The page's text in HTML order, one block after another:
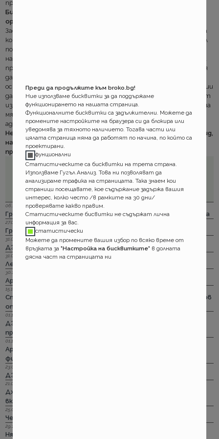
при най- голямата блъсканица.
Бихме препоръчали обаче да са с една идея по клиентски
ориентирани
Застрахованият в повечето случай няма точната представа
кой сервиз от списъка да избере. Ако все пак вече го е направил
по някакви критерии към датата на събитието (като
например списък качен на сайта, който след седмица се оказва
променен), не е лошо момчето зад стъклото да направи усилия
да провери поне доколко обясненията на клиента за
основателни. 30 минути безсмислено упорство докато се реши
да потърси съдействие от по информиран колега, са повече от
излишни за доброто потребителско изживяване. Пък и са не на
място, след толкова полагани усилия за създаване и
администриране за добра авто застраховка.
Не всички брокери трябва да се разпознават на външен вид,
нали?! За лоша изненада на младите служители някой
приличат на клиенти :)
06.12.2023 г.
Групама: Ски и сноуборд безплатно при пътуване в чужбина
27.04.2023 г.
Групама: За каското
31.03.2023 г.
ДЗИ: Отличници в ликвидацията по каско
31.03.2023 г.
Лев Инс: Още месец на промоция по каско
30.11.2022 г.
Армеец: И асистанс за България по каско
15.11.2022 г.
Стикерът по гражданска отговорност с впечатляващ нов
опит да влезе в историята
01.11.2022 г.
ДЗИ: Стрийминг застраховката за злополука на промоция
през ноември
01.11.2022 г.
Армеец: Имуществото на лимит на промоция. Това за
фирмите също
23.09.2022 г.
ДЗИ: Ами няма такова каско!
21.09.2022 г.
Дженерали: Критични болести по злополука и заболяване,
включително и при задължителната трудова.
25.08.2022 г.
Черно бялото ще е новото зелено и у нас. Дали?
29.12.2018 г.
Няма да работим на 31-ви. Весело посрещане на една по -
Преди да продължите към broko.bg!
Ние използваме бисквитки за да поддържаме
функционирането на нашата страница.
Функционалните бисквитки са задължителни. Можете да
промените настройките на браузера си да блокира или
уведомява за тяхното наличието. Тогава части или
цялата страница няма да работят по начина, по който са
проектирани.
фунционални
Статистическите са бисквитки на трета страна.
Използваме Гугъл Анализ. Това ни позволяват да
анализираме трафика на страницата. Така знаем кои
страници посещавате, кое съдържание задържа вашия
интерес, колко често /в рамките на 30 дни/
проверявате какво правим.
Статистическите бисвитки не съдържат лична
информация за вас.
статистически
Можете да промените вашия избор по всяко време от
връзката за "Настройка на бисквитките" в долната
дясна част на страницата ни